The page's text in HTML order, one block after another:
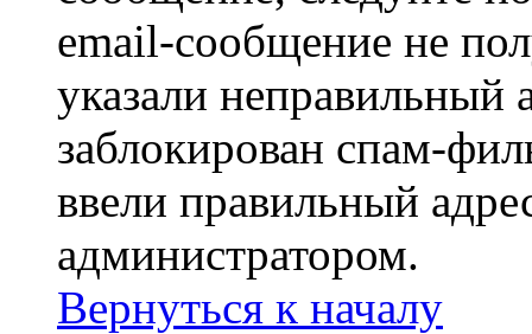
email-сообщение не
указали неправильный
заблокирован спам-
ввели правильный
администратором.
Вернуться к началу